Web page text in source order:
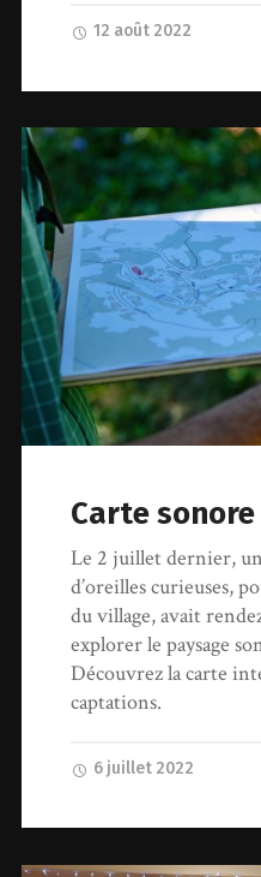
12 août 2022
Carte sonore
Le 2 juillet dernier,
d’oreilles curieuses,
du village, avait
explorer le paysage
Découvrez la carte
captations.
6 juillet 2022